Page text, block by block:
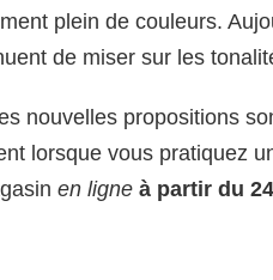
plein de couleurs.
de miser sur les
nouvelles propositions
lorsque vous pratiquez
en ligne à partir du